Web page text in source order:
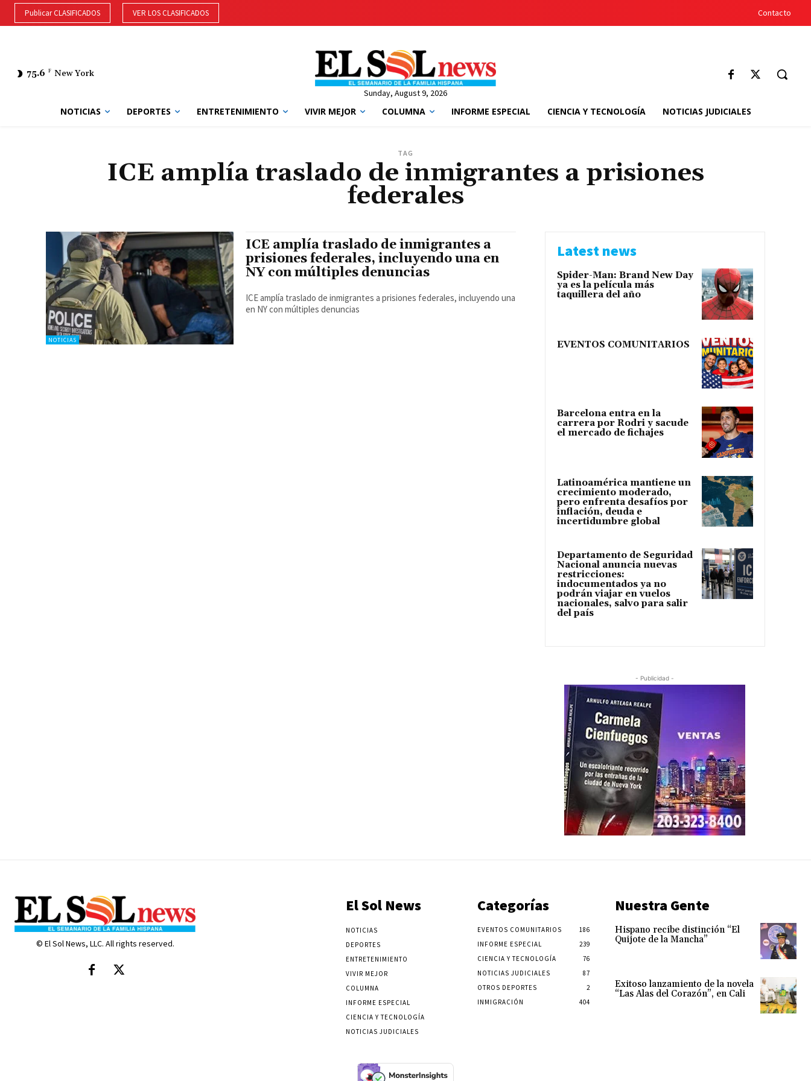
Publicar CLASIFICADOS VER LOS CLASIFICADOS Contacto
75.6 F New York
Sunday, August 9, 2026
NOTICIAS DEPORTES ENTRETENIMIENTO VIVIR MEJOR COLUMNA INFORME ESPECIAL CIENCIA Y TECNOLOGÍA NOTICIAS JUDICIALES
TAG
ICE amplía traslado de inmigrantes a prisiones
federales
NOTICIAS
ICE amplía traslado de inmigrantes a
prisiones federales, incluyendo una en
NY con múltiples denuncias
ICE amplía traslado de inmigrantes a prisiones federales, incluyendo una
en NY con múltiples denuncias
Latest news
Spider-Man: Brand New Day
ya es la película más
taquillera del año
EVENTOS COMUNITARIOS
Barcelona entra en la
carrera por Rodri y sacude
el mercado de fichajes
Latinoamérica mantiene un
crecimiento moderado,
pero enfrenta desafíos por
inflación, deuda e
incertidumbre global
Departamento de Seguridad
Nacional anuncia nuevas
restricciones:
indocumentados ya no
podrán viajar en vuelos
nacionales, salvo para salir
del país
- Publicidad -
© El Sol News, LLC. All rights reserved.
El Sol News
NOTICIAS
DEPORTES
ENTRETENIMIENTO
VIVIR MEJOR
COLUMNA
INFORME ESPECIAL
CIENCIA Y TECNOLOGÍA
NOTICIAS JUDICIALES
Categorías
EVENTOS COMUNITARIOS
186
INFORME ESPECIAL
239
CIENCIA Y TECNOLOGÍA
76
NOTICIAS JUDICIALES
87
OTROS DEPORTES
2
INMIGRACIÓN
404
Nuestra Gente
Hispano recibe distinción “El
Quijote de la Mancha”
Exitoso lanzamiento de la novela
“Las Alas del Corazón”, en Cali